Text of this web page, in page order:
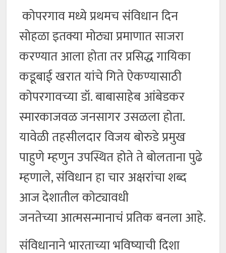
कोपरगाव मध्ये प्रथमच संविधान दिन
सोहळा इतक्या मोठ्या प्रमाणात साजरा
करण्यात आला होता तर प्रसिद्ध गायिका
कडूबाई खरात यांचे गिते ऐकण्यासाठी
कोपरगावच्या डॉ. बाबासाहेब आंबेडकर
स्मारकाजवळ जनसागर उसळला होता.
यावेळी तहसीलदार विजय बोरुडे प्रमुख
पाहुणे म्हणुन उपस्थित होते ते बोलताना पुढे
म्हणाले, संविधान हा चार अक्षरांचा शब्द
आज देशातील कोट्यावधी
जनतेच्या आत्मसन्मानाचं प्रतिक बनला आहे.
संविधानाने भारताच्या भविष्याची दिशा